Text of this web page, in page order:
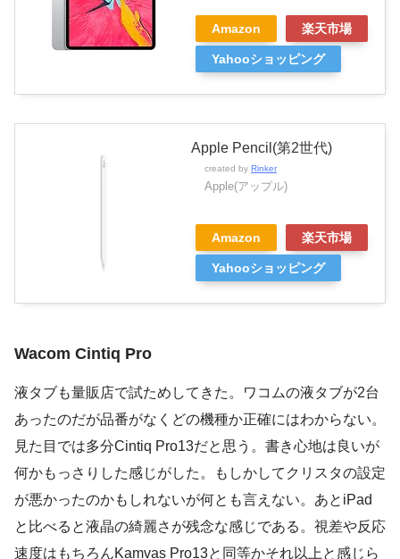
Amazon 楽天市場
Yahooショッピング
Apple Pencil(第2世代)
created by Rinker
Apple(アップル)
Amazon 楽天市場
Yahooショッピング
Wacom Cintiq Pro
液タブも量販店で試ためしてきた。ワコムの液タブが2台
あったのだが品番がなくどの機種か正確にはわからない。
見た目では多分Cintiq Pro13だと思う。書き心地は良いが
何かもっさりした感じがした。もしかしてクリスタの設定
が悪かったのかもしれないが何とも言えない。あとiPad
と比べると液晶の綺麗さが残念な感じである。視差や反応
速度はもちろんKamvas Pro13と同等かそれ以上と感じら